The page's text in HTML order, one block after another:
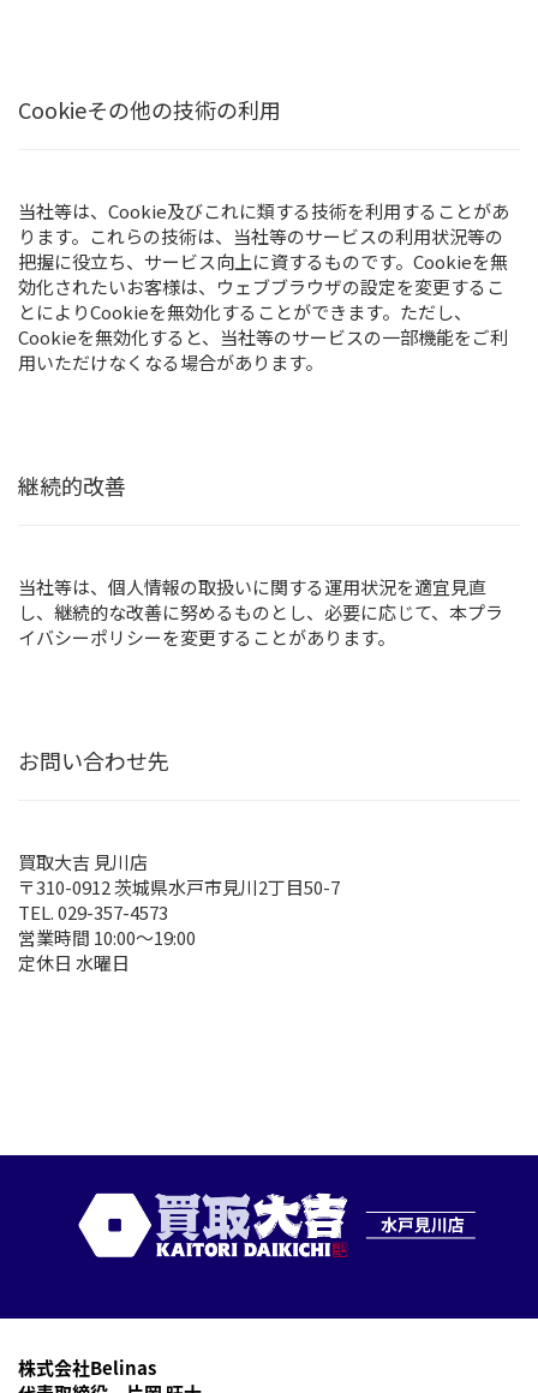
Cookieその他の技術の利用
当社等は、Cookie及びこれに類する技術を利用することがあ
ります。これらの技術は、当社等のサービスの利用状況等の
把握に役立ち、サービス向上に資するものです。Cookieを無
効化されたいお客様は、ウェブブラウザの設定を変更するこ
とによりCookieを無効化することができます。ただし、
Cookieを無効化すると、当社等のサービスの一部機能をご利
用いただけなくなる場合があります。
継続的改善
当社等は、個人情報の取扱いに関する運用状況を適宜見直
し、継続的な改善に努めるものとし、必要に応じて、本プラ
イバシーポリシーを変更することがあります。
お問い合わせ先
買取大吉 見川店
〒310-0912 茨城県水戸市見川2丁目50-7
TEL. 029-357-4573
営業時間 10:00～19:00
定休日 水曜日
株式会社Belinas